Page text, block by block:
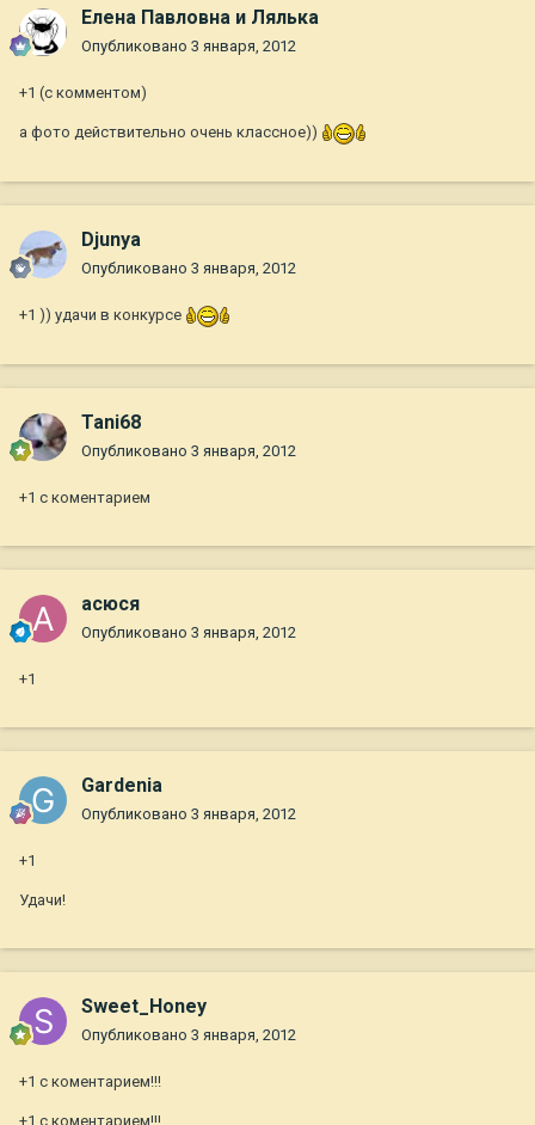
Елена Павловна и Лялька
Опубликовано 3 января, 2012
+1 (с комментом)
а фото действительно очень классное))
Djunya
Опубликовано 3 января, 2012
+1 )) удачи в конкурсе
Tani68
Опубликовано 3 января, 2012
+1 с коментарием
асюся
Опубликовано 3 января, 2012
+1
Gardenia
Опубликовано 3 января, 2012
+1
Удачи!
Sweet_Honey
Опубликовано 3 января, 2012
+1 с коментарием!!!
+1 с коментарием!!!